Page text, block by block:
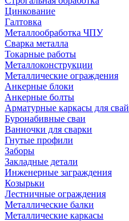
Цинкование
Галтовка
Металлообработка ЧПУ
Сварка металла
Токарные работы
Металлоконструкции
Металлические ограждения
Анкерные блоки
Анкерные болты
Арматурные каркасы для свай
Буронабивные сваи
Ванночки для сварки
Гнутые профили
Заборы
Закладные детали
Инженерные заграждения
Козырьки
Лестничные ограждения
Металлические балки
Металлические каркасы